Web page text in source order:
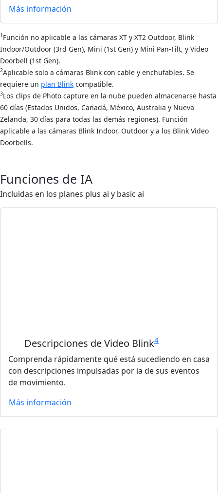
Más información
1 Función no aplicable a las cámaras XT y XT2 Outdoor, Blink
Indoor/Outdoor (3rd Gen), Mini (1st Gen) y Mini Pan-Tilt, y Video
Doorbell (1st Gen).
2Aplicable solo a cámaras Blink con cable y enchufables. Se
requiere un plan Blink compatible.
3Los clips de Photo capture en la nube pueden almacenarse hasta
60 días (Estados Unidos, Canadá, México, Australia y Nueva
Zelanda, 30 días para todas las demás regiones). Función
aplicable a las cámaras Blink Indoor, Outdoor y a los Blink Video
Doorbells.
Funciones de IA
Incluidas en los planes plus ai y basic ai
Descripciones de Video Blink4
Comprenda rápidamente qué está sucediendo en casa
con descripciones impulsadas por ia de sus eventos
de movimiento.
Más información